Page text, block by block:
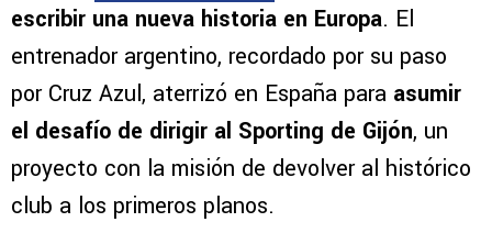
escribir una nueva historia en Europa. El
entrenador argentino, recordado por su paso
por Cruz Azul, aterrizó en España para asumir
el desafío de dirigir al Sporting de Gijón, un
proyecto con la misión de devolver al histórico
club a los primeros planos.